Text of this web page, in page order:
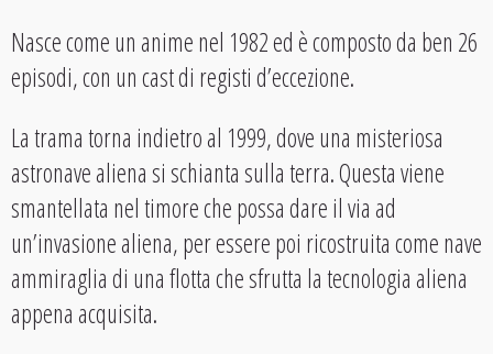
Nasce come un anime nel 1982 ed è composto da ben 26
episodi, con un cast di registi d’eccezione.
La trama torna indietro al 1999, dove una misteriosa
astronave aliena si schianta sulla terra. Questa viene
smantellata nel timore che possa dare il via ad
un’invasione aliena, per essere poi ricostruita come nave
ammiraglia di una flotta che sfrutta la tecnologia aliena
appena acquisita.